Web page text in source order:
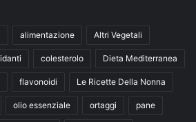
alimentazione Altri Vegetali
colesterolo Dieta Mediterranea
flavonoidi Le Ricette Della Nonna
olio essenziale ortaggi pane